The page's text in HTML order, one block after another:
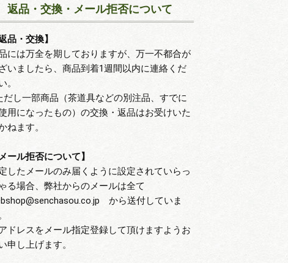
返品・交換・メール拒否について
返品・交換】
には万全を期しておりますが、万一不都合が
いましたら、商品到着1週間以内に連絡くだ
。
だし一部商品（茶道具などの別注品、すでに
用になったもの）の交換・返品はお受けいた
ねます。
メール拒否について】
したメールのみ届くように設定されていらっ
る場合、弊社からのメールは全て
から送付していま
ドレスをメール指定登録して頂けますようお
申し上げます。